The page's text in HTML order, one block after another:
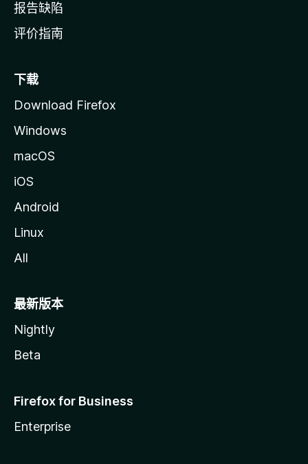
报告缺陷
评价指南
下载
Download Firefox
Windows
macOS
iOS
Android
Linux
All
最新版本
Nightly
Beta
Firefox for Business
Enterprise